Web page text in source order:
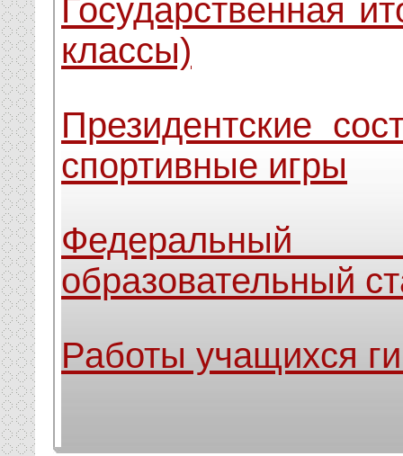
Государственная
классы)
Президентские
спортивные игры
Федеральный
образовательный
Работы учащихся